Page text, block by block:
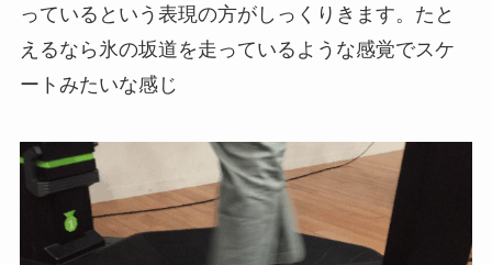
っているという表現の方がしっくりきます。たと
えるなら氷の坂道を走っているような感覚でスケ
ートみたいな感じ